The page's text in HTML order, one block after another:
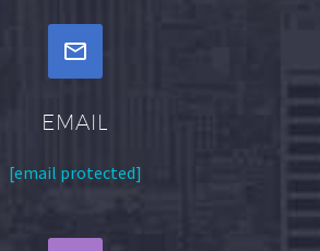


EMAIL
[email protected]